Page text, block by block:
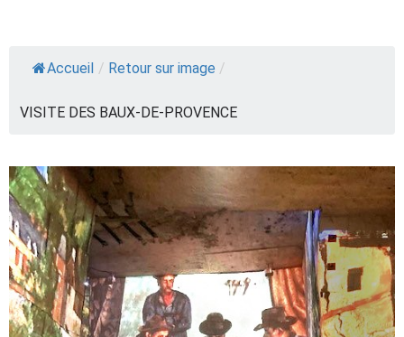
Accueil / Retour sur image /
VISITE DES BAUX-DE-PROVENCE